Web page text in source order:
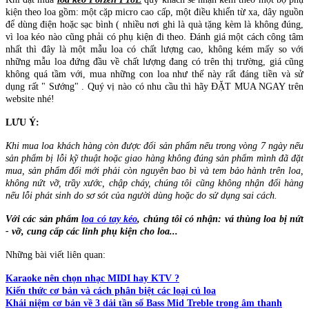
kiện theo loa gồm: một cặp micro cao cấp, một điều khiển từ xa, dây nguồn
để dùng điện hoặc sạc bình ( nhiều nơi ghi là quà tặng kèm là không đúng,
vì loa kéo nào cũng phải có phụ kiện đi theo. Đánh giá một cách công tâm
nhất thì đây là một mẫu loa có chất lượng cao, không kém mấy so với
những mẫu loa đứng đầu về chất lượng đang có trên thị trường, giá cũng
không quá tầm với, mua những con loa như thế này rất đáng tiền và sử
dụng rất " Sướng" . Quý vị nào có nhu cầu thì hãy ĐẶT MUA NGAY trên
website nhé!
LƯU Ý:
Khi mua loa khách hàng còn được đổi sản phẩm nếu trong vòng 7 ngày nếu
sản phẩm bị lỗi kỹ thuật hoặc giao hàng không đúng sản phẩm mình đã đặt
mua, sản phẩm đổi mới phải còn nguyên bao bì và tem bảo hành trên loa,
không nứt vỡ, trầy xước, chập cháy, chúng tôi cũng không nhận đổi hàng
nếu lỗi phát sinh do sơ sót của người dùng hoặc do sử dụng sai cách.
Với các sản phẩmloa có tay kéo, chúng tôi có nhận: vá thùng loa bị nứt
- vỡ, cung cấp các linh phụ kiện cho loa...
Những bài viết liên quan:
Karaoke nên chọn nhạc MIDI hay KTV ?
Kiến thức cơ bản và cách phân biệt các loại củ loa
Khái niệm cơ bản về 3 dải tần số Bass Mid Treble trong âm thanh